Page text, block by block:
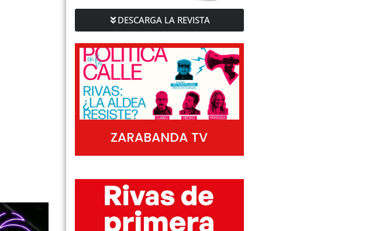
DESCARGA LA REVISTA
ZARABANDA TV